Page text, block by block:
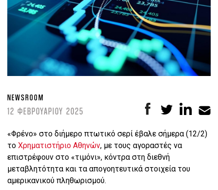
NEWSROOM
12 ΦΕΒΡΟΥΑΡΙΟΥ 2025
«Φρένο» στο διήμερο πτωτικό σερί έβαλε σήμερα (12/2)
το Χρηματιστήριο Αθηνών, με τους αγοραστές να
επιστρέφουν στο «τιμόνι», κόντρα στη διεθνή
μεταβλητότητα και τα απογοητευτικά στοιχεία του
αμερικανικού πληθωρισμού.